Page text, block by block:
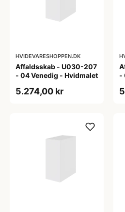
HVIDEVARESHOPPEN.DK
Affaldsskab - U030-207
- 04 Venedig - Hvidmalet
5.274,00 kr
-